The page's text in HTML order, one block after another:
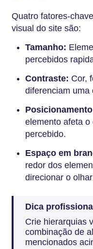
Quatro fatores-
visual do site são:
Tamanho:
percebidos
Contraste: Cor,
diferenciam uma
elemento afeta
percebido.
Espaço em
redor dos
direcionar o
Dica
Crie hierarquias
combinação de
mencionados